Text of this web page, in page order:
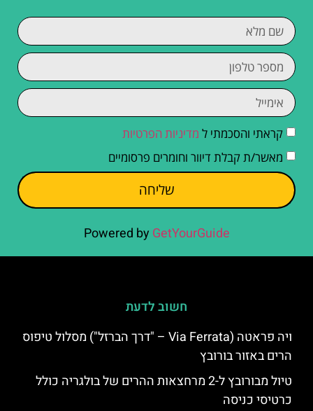
קראתי והסכמתי ל מדיניות הפרטיות
מאשר/ת קבלת דיוור וחומרים פרסומיים
שליחה
Powered by GetYourGuide
חשוב לדעת
ויה פראטה (Via Ferrata – "דרך הברזל") מסלול טיפוס
הרים באזור בורובץ
טיול מבורובץ ל-2 מרחצאות ההרים של בולגריה כולל
כרטיסי כניסה